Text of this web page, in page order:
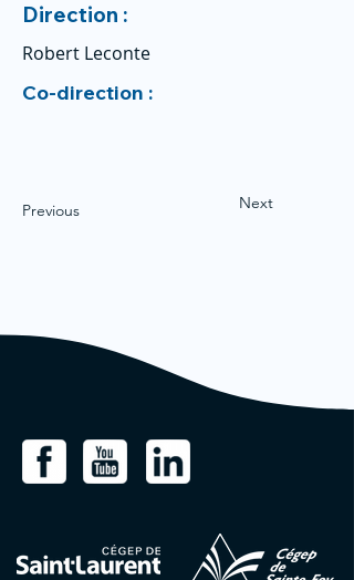
Direction :
Robert Leconte
Co-direction :
Previous Next